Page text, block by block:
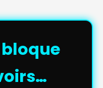
bloque